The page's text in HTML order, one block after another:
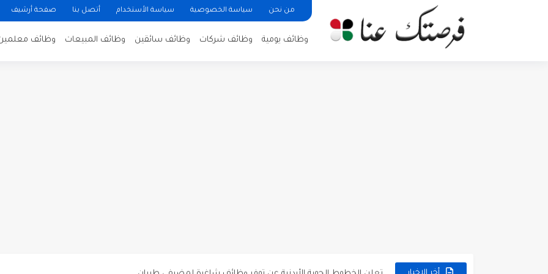
من نحن سياسة الخصوصية سياسة الأستخدام أتصل بنا صفحة أرشيف
وظائف يومية وظائف شركات وظائف سائقين وظائف المبيعات وظائف